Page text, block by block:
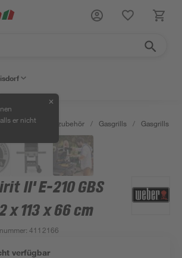
er nicht
✕
/ Grills & Grillzubehör / Gasgrills / Gasgrills
II' E-210 GBS
x 113 x 66 cm
:4112166
verfügbar